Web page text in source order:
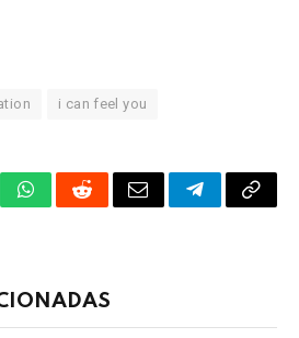
i can feel you
WhatsAppRedditCorreoTelegrama